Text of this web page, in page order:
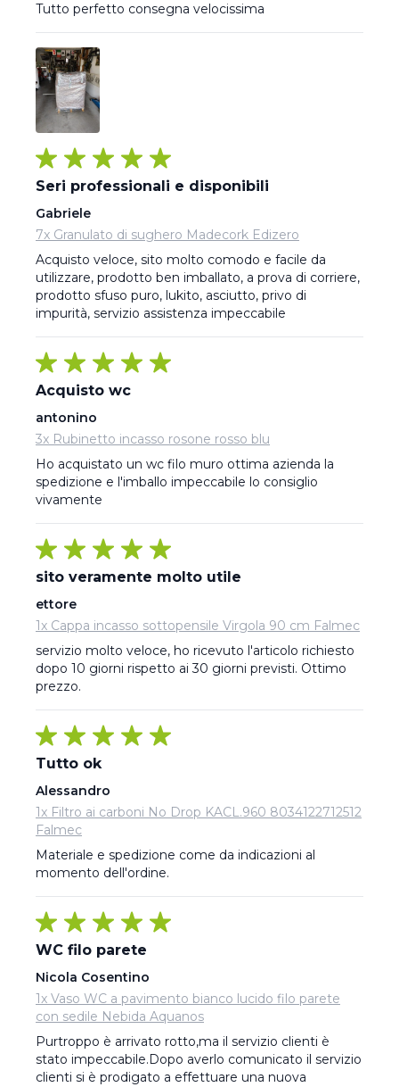
Tutto perfetto consegna velocissima
Seri professionali e disponibili
Gabriele
7x Granulato di sughero Madecork Edizero
Acquisto veloce, sito molto comodo e facile da
utilizzare, prodotto ben imballato, a prova di corriere,
prodotto sfuso puro, lukito, asciutto, privo di
impurità, servizio assistenza impeccabile
Acquisto wc
antonino
3x Rubinetto incasso rosone rosso blu
Ho acquistato un wc filo muro ottima azienda la
spedizione e l'imballo impeccabile lo consiglio
vivamente
sito veramente molto utile
ettore
1x Cappa incasso sottopensile Virgola 90 cm Falmec
servizio molto veloce, ho ricevuto l'articolo richiesto
dopo 10 giorni rispetto ai 30 giorni previsti. Ottimo
prezzo.
Tutto ok
Alessandro
1x Filtro ai carboni No Drop KACL.960 8034122712512
Falmec
Materiale e spedizione come da indicazioni al
momento dell'ordine.
WC filo parete
Nicola Cosentino
1x Vaso WC a pavimento bianco lucido filo parete
con sedile Nebida Aquanos
Purtroppo è arrivato rotto,ma il servizio clienti è
stato impeccabile.Dopo averlo comunicato il servizio
clienti si è prodigato a effettuare una nuova